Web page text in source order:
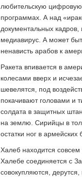
любительскую
программах. А над
документальных кадров,
медиавирус. А может
ненависть арабов к
Ракета впивается в
колесами вверх и
шевелятся, под
покачивают головами и
солдата в защитных
на землю. Сирийцы в
остатки ног в
Халеб находится
Халебе соединяется с
совокупляются,